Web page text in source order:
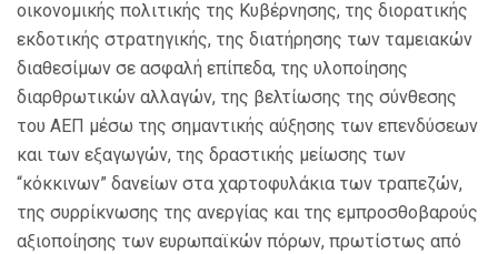
οικονομικής πολιτικής της Κυβέρνησης, της διορατικής
εκδοτικής στρατηγικής, της διατήρησης των ταμειακών
διαθεσίμων σε ασφαλή επίπεδα, της υλοποίησης
διαρθρωτικών αλλαγών, της βελτίωσης της σύνθεσης
του ΑΕΠ μέσω της σημαντικής αύξησης των επενδύσεων
και των εξαγωγών, της δραστικής μείωσης των
“κόκκινων” δανείων στα χαρτοφυλάκια των τραπεζών,
της συρρίκνωσης της ανεργίας και της εμπροσθοβαρούς
αξιοποίησης των ευρωπαϊκών πόρων, πρωτίστως από